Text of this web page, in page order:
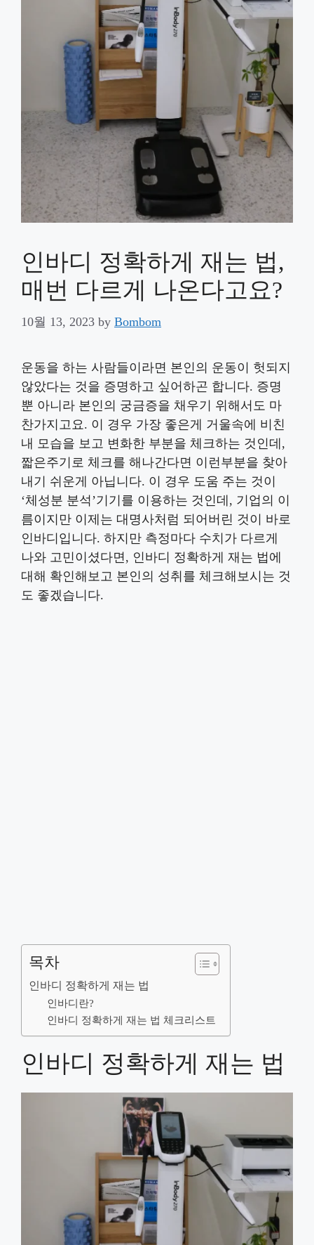
인바디 정확하게 재는 법,
매번 다르게 나온다고요?
10월 13, 2023 by Bombom
운동을 하는 사람들이라면 본인의 운동이 헛되지
않았다는 것을 증명하고 싶어하곤 합니다. 증명
뿐 아니라 본인의 궁금증을 채우기 위해서도 마
찬가지고요. 이 경우 가장 좋은게 거울속에 비친
내 모습을 보고 변화한 부분을 체크하는 것인데,
짧은주기로 체크를 해나간다면 이런부분을 찾아
내기 쉬운게 아닙니다. 이 경우 도움 주는 것이
‘체성분 분석’기기를 이용하는 것인데, 기업의 이
름이지만 이제는 대명사처럼 되어버린 것이 바로
인바디입니다. 하지만 측정마다 수치가 다르게
나와 고민이셨다면, 인바디 정확하게 재는 법에
대해 확인해보고 본인의 성취를 체크해보시는 것
도 좋겠습니다.
목차
인바디 정확하게 재는 법
인바디란?
인바디 정확하게 재는 법 체크리스트
인바디 정확하게 재는 법